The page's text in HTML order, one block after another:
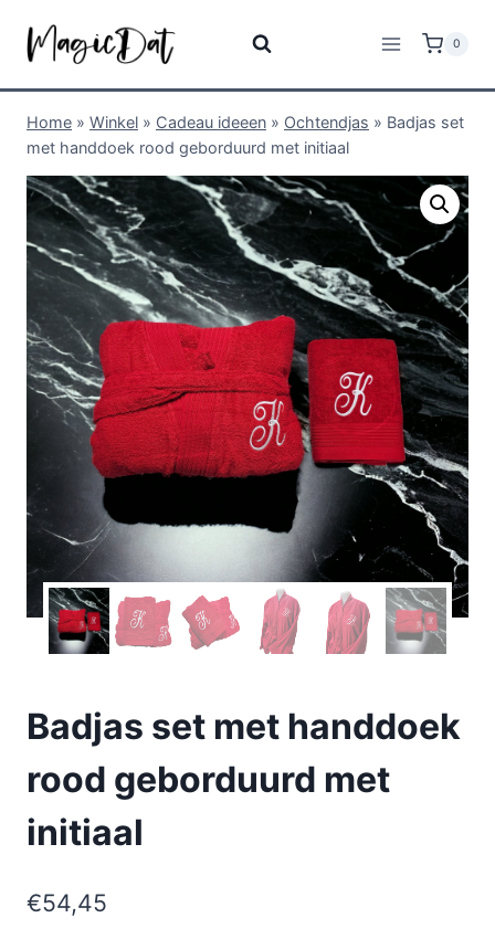
0
Home » Winkel » Cadeau ideeen » Ochtendjas » Badjas set
met handdoek rood geborduurd met initiaal
Badjas set met handdoek
rood geborduurd met
initiaal
€54,45